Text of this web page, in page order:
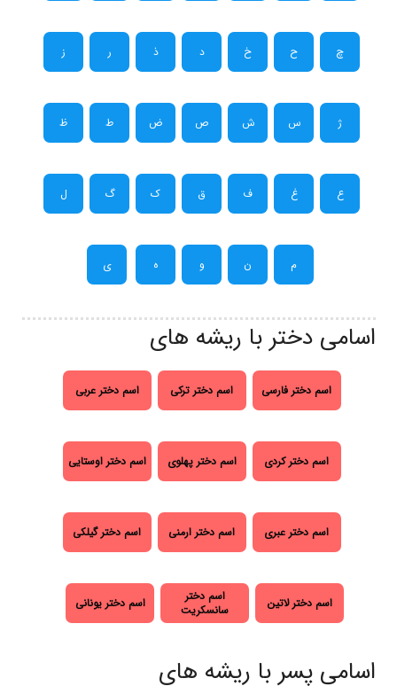
چ ح خ د ذ ر ز
ژ س ش ص ض ط ظ
ع غ ف ق ک گ ل
م ن و ه ی
اسامی دختر با ریشه های
اسم دختر فارسی اسم دختر ترکی اسم دختر عربی
اسم دختر کردی اسم دختر پهلوی اسم دختر اوستایی
اسم دختر عبری اسم دختر ارمنی اسم دختر گیلکی
اسم دختر لاتین
اسم دختر
سانسکریت
اسم دختر یونانی
اسامی پسر با ریشه های